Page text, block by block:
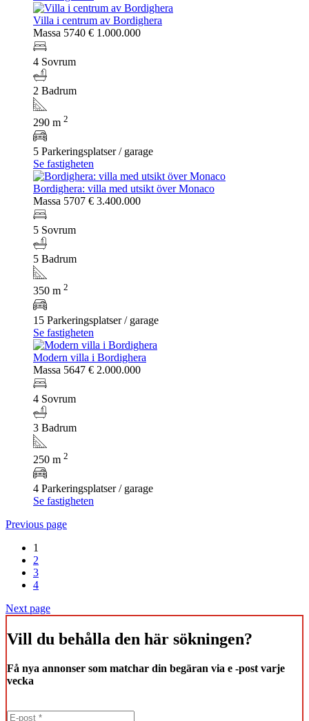
Villa i centrum av Bordighera
Massa 5740 € 1.000.000
4 Sovrum
2 Badrum
290 m 2
5 Parkeringsplatser / garage
Se fastigheten
Bordighera: villa med utsikt över Monaco
Massa 5707 € 3.400.000
5 Sovrum
5 Badrum
350 m 2
15 Parkeringsplatser / garage
Se fastigheten
Modern villa i Bordighera
Massa 5647 € 2.000.000
4 Sovrum
3 Badrum
250 m 2
4 Parkeringsplatser / garage
Se fastigheten
Previous page
1
2
3
4
Next page
Vill du behålla den här sökningen?
Få nya annonser som matchar din begäran via e -post varje
vecka